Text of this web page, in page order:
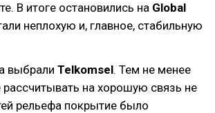
В итоге остановились на Global
неплохую и, главное, стабильную
выбрали Telkomsel. Тем не менее
на хорошую связь не
рельефа покрытие было